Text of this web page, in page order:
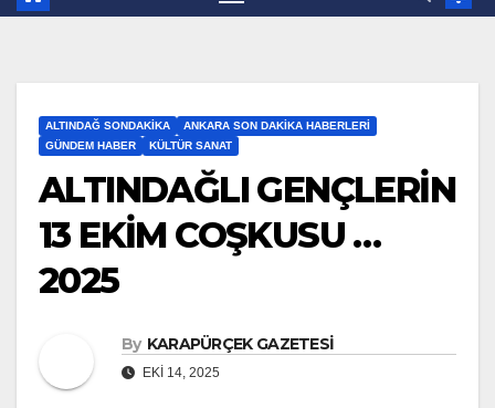
ALTINDAĞ SONDAKIKA
ANKARA SON DAKIKA HABERLERI
GÜNDEM HABER
KÜLTÜR SANAT
ALTINDAĞLI GENÇLERİN
13 EKİM COŞKUSU …
2025
By KARAPÜRÇEK GAZETESİ
EKI 14, 2025